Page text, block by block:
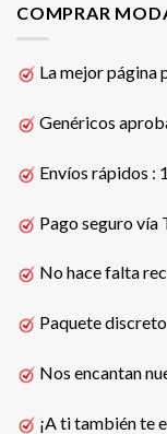
COMPRAR
La mejor
Genéricos
Envíos rápidos :
Pago seguro vía
No hace falta
Paquete discreto
Nos encantan
¡A ti también te